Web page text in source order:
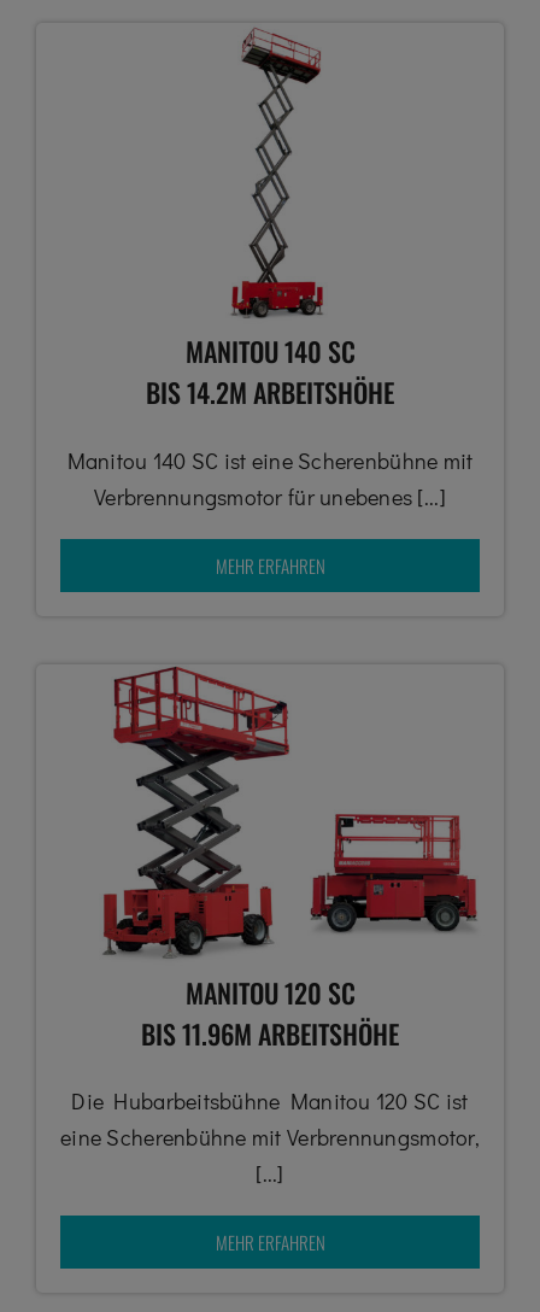
MANITOU 140 SC
BIS 14.2M ARBEITSHÖHE
Manitou 140 SC ist eine Scherenbühne mit
Verbrennungsmotor für unebenes [...]
MEHR ERFAHREN
MANITOU 120 SC
BIS 11.96M ARBEITSHÖHE
Die Hubarbeitsbühne Manitou 120 SC ist
eine Scherenbühne mit Verbrennungsmotor,
[...]
MEHR ERFAHREN